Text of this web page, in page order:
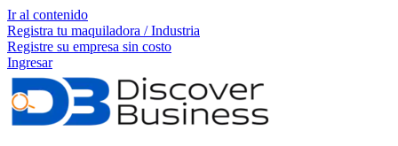
Ir al contenido
Registra tu maquiladora / Industria
Registre su empresa sin costo
Ingresar